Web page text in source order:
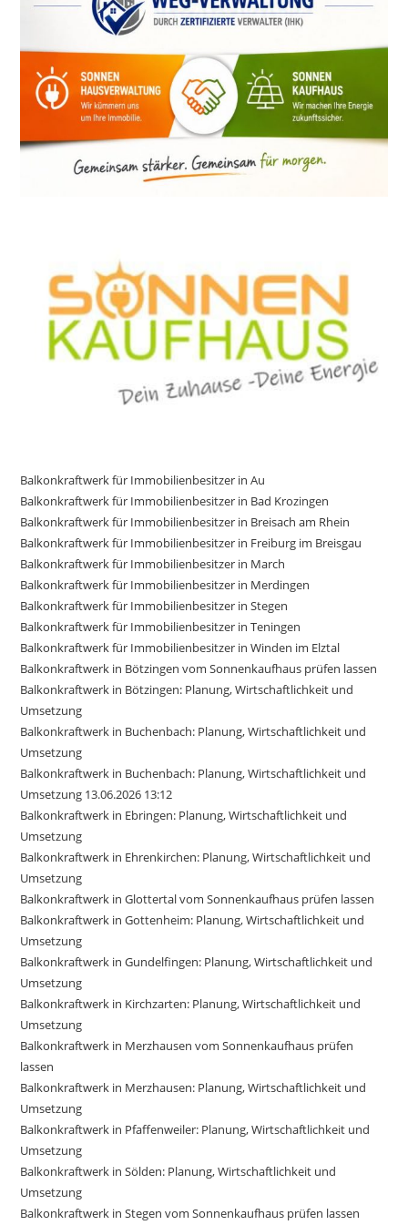
Balkonkraftwerk für Immobilienbesitzer in Au
Balkonkraftwerk für Immobilienbesitzer in Bad Krozingen
Balkonkraftwerk für Immobilienbesitzer in Breisach am Rhein
Balkonkraftwerk für Immobilienbesitzer in Freiburg im Breisgau
Balkonkraftwerk für Immobilienbesitzer in March
Balkonkraftwerk für Immobilienbesitzer in Merdingen
Balkonkraftwerk für Immobilienbesitzer in Stegen
Balkonkraftwerk für Immobilienbesitzer in Teningen
Balkonkraftwerk für Immobilienbesitzer in Winden im Elztal
Balkonkraftwerk in Bötzingen vom Sonnenkaufhaus prüfen lassen
Balkonkraftwerk in Bötzingen: Planung, Wirtschaftlichkeit und
Umsetzung
Balkonkraftwerk in Buchenbach: Planung, Wirtschaftlichkeit und
Umsetzung
Balkonkraftwerk in Buchenbach: Planung, Wirtschaftlichkeit und
Umsetzung 13.06.2026 13:12
Balkonkraftwerk in Ebringen: Planung, Wirtschaftlichkeit und
Umsetzung
Balkonkraftwerk in Ehrenkirchen: Planung, Wirtschaftlichkeit und
Umsetzung
Balkonkraftwerk in Glottertal vom Sonnenkaufhaus prüfen lassen
Balkonkraftwerk in Gottenheim: Planung, Wirtschaftlichkeit und
Umsetzung
Balkonkraftwerk in Gundelfingen: Planung, Wirtschaftlichkeit und
Umsetzung
Balkonkraftwerk in Kirchzarten: Planung, Wirtschaftlichkeit und
Umsetzung
Balkonkraftwerk in Merzhausen vom Sonnenkaufhaus prüfen
lassen
Balkonkraftwerk in Merzhausen: Planung, Wirtschaftlichkeit und
Umsetzung
Balkonkraftwerk in Pfaffenweiler: Planung, Wirtschaftlichkeit und
Umsetzung
Balkonkraftwerk in Sölden: Planung, Wirtschaftlichkeit und
Umsetzung
Balkonkraftwerk in Stegen vom Sonnenkaufhaus prüfen lassen